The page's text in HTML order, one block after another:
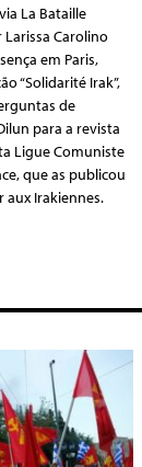
La Bataille
Carolino
em Paris,
“Solidarité Irak”,
de
para a revista
Ligue Comuniste
que as publicou
aux Irakiennes.